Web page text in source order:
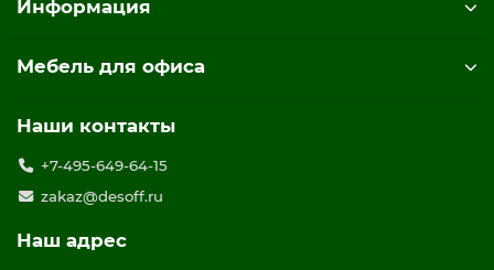
Информация
Мебель для офиса
Наши контакты
+7-495-649-64-15
zakaz@desoff.ru
Наш адрес